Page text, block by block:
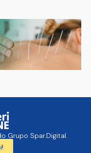
Grupo Spar.Digital.